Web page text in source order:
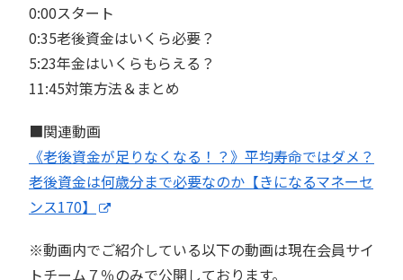
0:00スタート
0:35老後資金はいくら必要？
5:23年金はいくらもらえる？
11:45対策方法＆まとめ
■関連動画
《老後資金が足りなくなる！？》平均寿命ではダメ？
老後資金は何歳分まで必要なのか【きになるマネーセ
ンス170】
※動画内でご紹介している以下の動画は現在会員サイ
トチーム７％のみで公開しております。